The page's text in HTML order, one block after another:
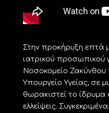
Στην προκήρυξη επτά
ιατρικού προσωπικού
Νοσοκομείο
Υπουργείο Υγείας, σε
θωρακιστεί το ίδρυμα
ελλείψεις.